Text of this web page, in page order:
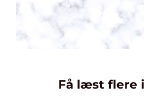
Få læst flere